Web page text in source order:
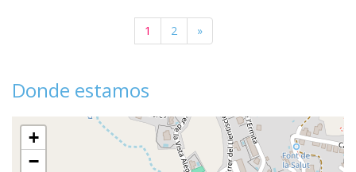
1 2 »
Donde estamos
+
−